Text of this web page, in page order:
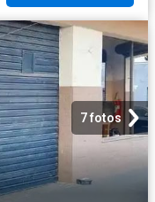
7 fotos